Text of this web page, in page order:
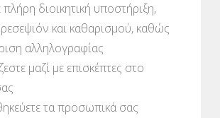
πλήρη διοικητική υποστήριξη,
και καθαρισμού, καθώς
αλληλογραφίας
μαζί με επισκέπτες στο
τα προσωπικά σας